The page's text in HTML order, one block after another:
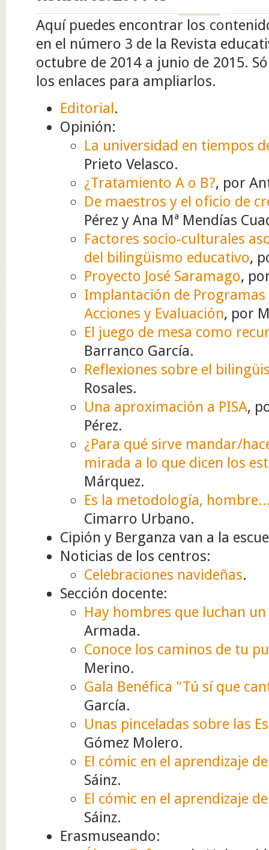
Profesor Tierno Galván de La Rambla. Los idiomas son más
que un medio de comunicación. Son un reflejo singular de la
visión del mundo de las personas que lo hablan, un vehículo
de...
Aquí puedes encontrar los
en el número 3 de la Revista
octubre de 2014 a junio de 2015.
los enlaces para ampliarlos.
Editorial.
Opinión:
La universidad en tiempos
Prieto Velasco.
¿Tratamiento A o B?, por
De maestros y el oficio de
Pérez y Ana Mª Mendías
Factores socio-culturales
del bilingüismo educativo,
Proyecto José Saramago,
Implantación de
Acciones y Evaluación, por
El juego de mesa como
Barranco García.
Reflexiones sobre el
Rosales.
Una aproximación a PISA,
Pérez.
¿Para qué sirve mandar/
mirada a lo que dicen los
Márquez.
Es la metodología,
Cimarro Urbano.
Cipión y Berganza van a la
Noticias de los centros:
Celebraciones navideñas.
Sección docente:
Hay hombres que luchan
Armada.
Conoce los caminos de tu
Merino.
Gala Benéfica "Tú sí que
García.
Unas pinceladas sobre las
Gómez Molero.
El cómic en el aprendizaje
Sáinz.
El cómic en el aprendizaje
Sáinz.
Erasmuseando: